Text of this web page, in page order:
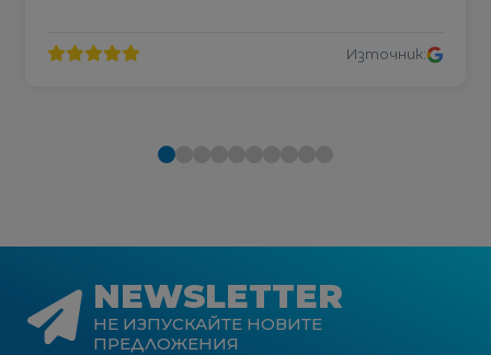
Източник:
NEWSLETTER
НЕ ИЗПУСКАЙТЕ НОВИТЕ
ПРЕДЛОЖЕНИЯ